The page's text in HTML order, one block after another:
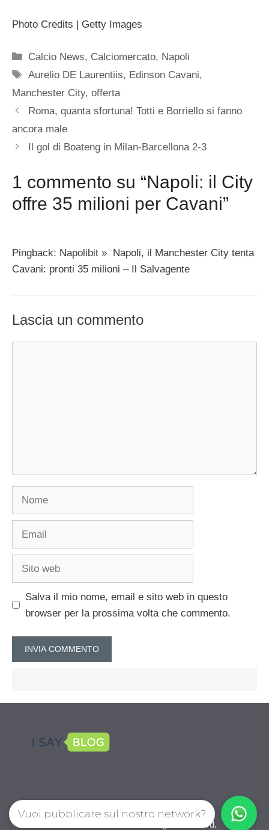
Photo Credits | Getty Images
Categorie
Calcio News, Calciomercato, Napoli
Tag
Aurelio DE Laurentiis, Edinson Cavani,
Manchester City, offerta
Roma, quanta sfortuna! Totti e Borriello si fanno
ancora male
Il gol di Boateng in Milan-Barcellona 2-3
1 commento su “Napoli: il City
offre 35 milioni per Cavani”
Pingback: Napolibit » Napoli, il Manchester City tenta
Cavani: pronti 35 milioni – Il Salvagente
Lascia un commento
Salva il mio nome, email e sito web in questo
browser per la prossima volta che commento.
CalcioPro.com © 2026. All right reserverd.
Vuoi pubblicare sul nostro network?